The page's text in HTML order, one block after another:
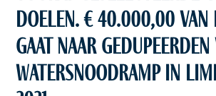
doelen. € 40.000,00
gaat naar gedupeerden
watersnoodramp in